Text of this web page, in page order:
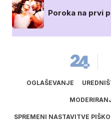
Poroka na prvi
OGLAŠEVANJE
SPREMENI NASTAVITVE